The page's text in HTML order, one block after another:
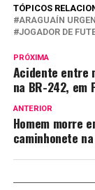
TÓPICOS
ARAGUAÍN
JOGADOR DE
PRÓXIMA
Acidente entre
na BR-242, em
ANTERIOR
Homem morre
caminhonete